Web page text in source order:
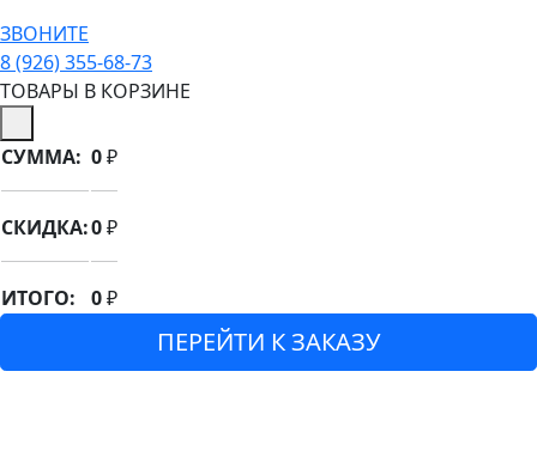
ЗВОНИТЕ
8 (926) 355-68-73
ТОВАРЫ В КОРЗИНЕ
СУММА: 0₽
СКИДКА:0₽
ИТОГО: 0₽
ПЕРЕЙТИ К ЗАКАЗУ